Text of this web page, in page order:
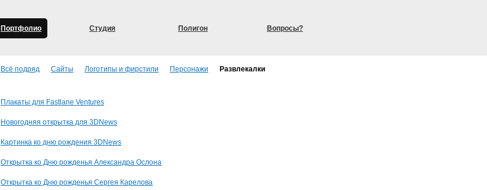
Портфолио Студия Полигон Вопросы?
Всё подряд Сайты Логотипы и фирстили Персонажи Развлекалки
Плакаты для Fastlane Ventures
Новогодняя открытка для 3DNews
Картинка ко дню рождения 3DNews
Открытка ко Дню рожденья Александра Ослона
Открытка ко Дню рожденья Сергея Карелова